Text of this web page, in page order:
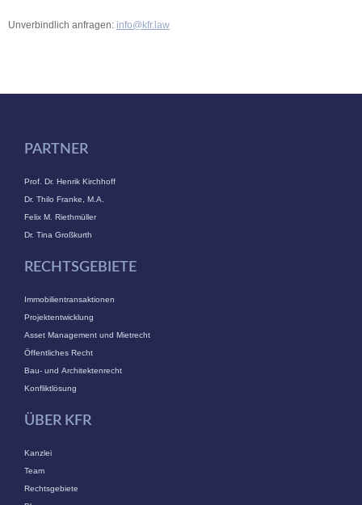
Unverbindlich anfragen: info@kfr.law
PARTNER
Prof. Dr. Henrik Kirchhoff
Dr. Thilo Franke, M.A.
Felix M. Riethmüller
Dr. Tina Großkurth
RECHTSGEBIETE
Immobilientransaktionen
Projektentwicklung
Asset Management und Mietrecht
Öffentliches Recht
Bau- und Architektenrecht
Konfliktlösung
ÜBER KFR
Kanzlei
Team
Rechtsgebiete